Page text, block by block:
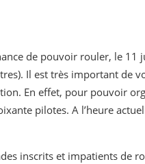
de pouvoir rouler, le
Il est très important de
En effet, pour pouvoir
pilotes. A l’heure
inscrits et impatients de